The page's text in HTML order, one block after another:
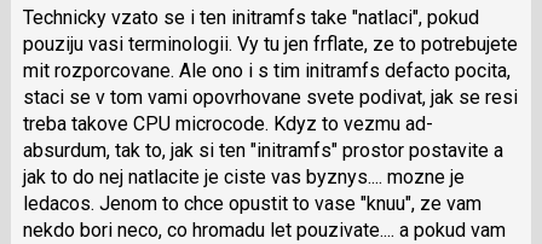
P
pro
předchozí
nový
názor
Technicky vzato se i ten initramfs take "natlaci", pokud
pouziju vasi terminologii. Vy tu jen frflate, ze to potrebujete
mit rozporcovane. Ale ono i s tim initramfs defacto pocita,
staci se v tom vami opovrhovane svete podivat, jak se resi
treba takove CPU microcode. Kdyz to vezmu ad-
absurdum, tak to, jak si ten "initramfs" prostor postavite a
jak to do nej natlacite je ciste vas byznys.... mozne je
ledacos. Jenom to chce opustit to vase "knuu", ze vam
nekdo bori neco, co hromadu let pouzivate.... a pokud vam